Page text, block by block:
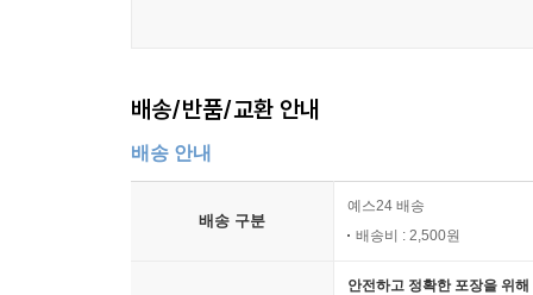
배송/반품/교환 안내
배송 안내
배송 구분
예스24 배송
배송비 : 2,500원
안전하고 정확한 포장을 위